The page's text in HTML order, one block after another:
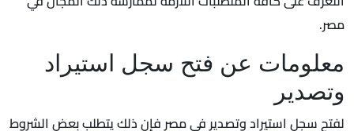
مصر.
معلومات عن فتح سجل استيراد
وتصدير
لفتح سجل استيراد وتصدير في مصر فإن ذلك يتطلب بعض الشروط